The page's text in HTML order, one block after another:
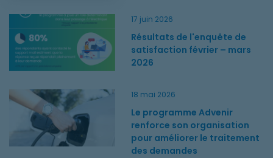
Résultats de l'enquête de satisfaction février – mars 2026
17 juin 2026
Résultats de l'enquête de
satisfaction février – mars
2026
Le programme Advenir renforce son organisation pour
18 mai 2026
Le programme Advenir
renforce son organisation
pour améliorer le traitement
des demandes